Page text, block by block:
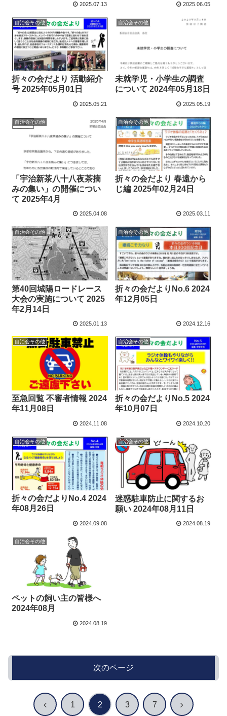
2025.07.13 2025.06.05
自治会その他
折々の会だより 活動紹介
号 2025年05月01日
2025.05.21
自治会その他
未就学児・小学生の調査
について 2024年05月18日
2025.05.19
自治会その他
「宇治新茶八十八夜茶摘
みの集い」の開催につい
て 2025年4月
2025.04.08
自治会その他
折々の会だより 春遠から
じ編 2025年02月24日
2025.03.11
自治会その他
第40回城陽ロードレース
大会の実施について 2025
年2月14日
2025.01.13
自治会その他
折々の会だよりNo.6 2024
年12月05日
2024.12.16
自治会その他
至急回覧 不審者情報 2024
年11月08日
2024.11.08
自治会その他
折々の会だよりNo.5 2024
年10月07日
2024.10.20
自治会その他
折々の会だよりNo.4 2024
年08月26日
2024.09.08
自治会その他
迷惑駐車防止に関するお
願い 2024年08月11日
2024.08.19
自治会その他
ペットの飼い主の皆様へ
2024年08月
2024.08.19
次のページ
前 1 2 3 7 次